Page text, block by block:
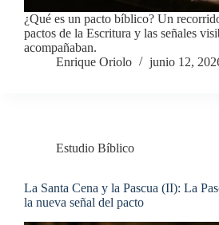
¿Qué es un pacto bíblico? Un
pactos de la Escritura y las señales
acompañaban.
Enrique Oriolo
junio 12,
Estudio Bíblico
La Santa Cena y la Pascua (II): La
la nueva señal del pacto